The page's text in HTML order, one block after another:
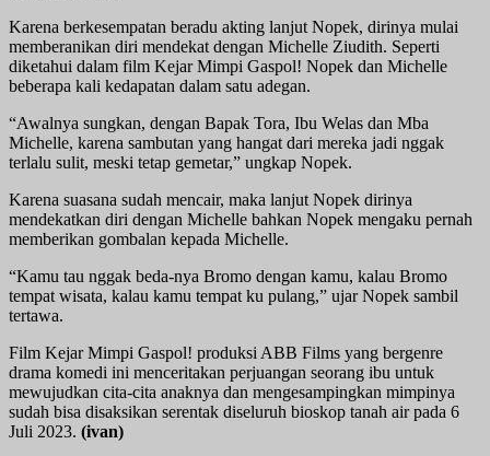
Karena berkesempatan beradu akting lanjut Nopek, dirinya mulai
memberanikan diri mendekat dengan Michelle Ziudith. Seperti
diketahui dalam film Kejar Mimpi Gaspol! Nopek dan Michelle
beberapa kali kedapatan dalam satu adegan.
“Awalnya sungkan, dengan Bapak Tora, Ibu Welas dan Mba
Michelle, karena sambutan yang hangat dari mereka jadi nggak
terlalu sulit, meski tetap gemetar,” ungkap Nopek.
Karena suasana sudah mencair, maka lanjut Nopek dirinya
mendekatkan diri dengan Michelle bahkan Nopek mengaku pernah
memberikan gombalan kepada Michelle.
“Kamu tau nggak beda-nya Bromo dengan kamu, kalau Bromo
tempat wisata, kalau kamu tempat ku pulang,” ujar Nopek sambil
tertawa.
Film Kejar Mimpi Gaspol! produksi ABB Films yang bergenre
drama komedi ini menceritakan perjuangan seorang ibu untuk
mewujudkan cita-cita anaknya dan mengesampingkan mimpinya
sudah bisa disaksikan serentak diseluruh bioskop tanah air pada 6
Juli 2023. (ivan)